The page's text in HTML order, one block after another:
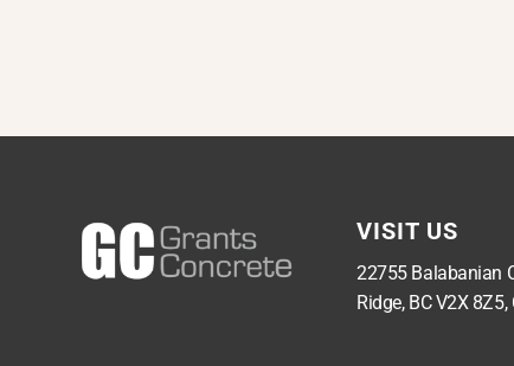
VISIT US
22755 Balabanian
Ridge, BC V2X 8Z5,